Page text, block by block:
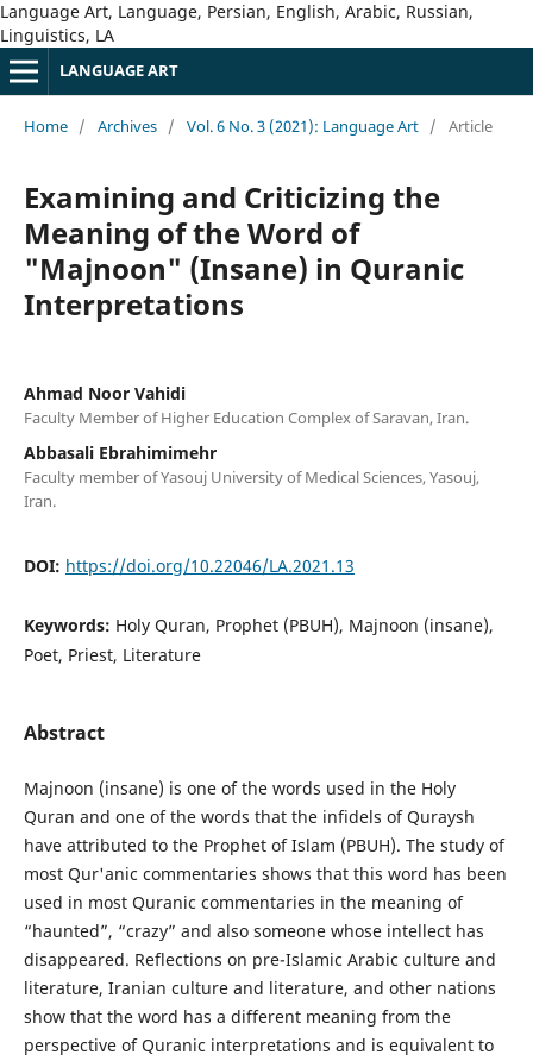
Language Art, Language, Persian, English, Arabic, Russian,
Linguistics, LA
LANGUAGE ART
Home / Archives / Vol. 6 No. 3 (2021): Language Art / Article
Examining and Criticizing the
Meaning of the Word of
"Majnoon" (Insane) in Quranic
Interpretations
Ahmad Noor Vahidi
Faculty Member of Higher Education Complex of Saravan, Iran.
Abbasali Ebrahimimehr
Faculty member of Yasouj University of Medical Sciences, Yasouj,
Iran.
DOI: https://doi.org/10.22046/LA.2021.13
Keywords: Holy Quran, Prophet (PBUH), Majnoon (insane),
Poet, Priest, Literature
Abstract
Majnoon (insane) is one of the words used in the Holy
Quran and one of the words that the infidels of Quraysh
have attributed to the Prophet of Islam (PBUH). The study of
most Qur'anic commentaries shows that this word has been
used in most Quranic commentaries in the meaning of
“haunted”, “crazy” and also someone whose intellect has
disappeared. Reflections on pre-Islamic Arabic culture and
literature, Iranian culture and literature, and other nations
show that the word has a different meaning from the
perspective of Quranic interpretations and is equivalent to